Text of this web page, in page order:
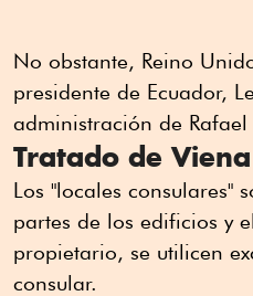
No obstante, Reino
presidente de Ecuador,
administración de
Tratado de Viena
Los "locales consulares"
partes de los edificios y
propietario, se utilicen
consular.